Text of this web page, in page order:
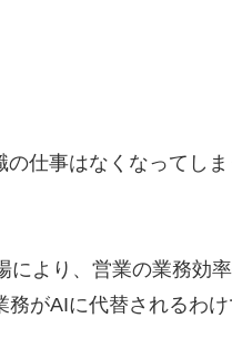
実績
料金表
StockSun道場
仕事はなくなってし
より、営業の業務効
がAIに代替されるわけ